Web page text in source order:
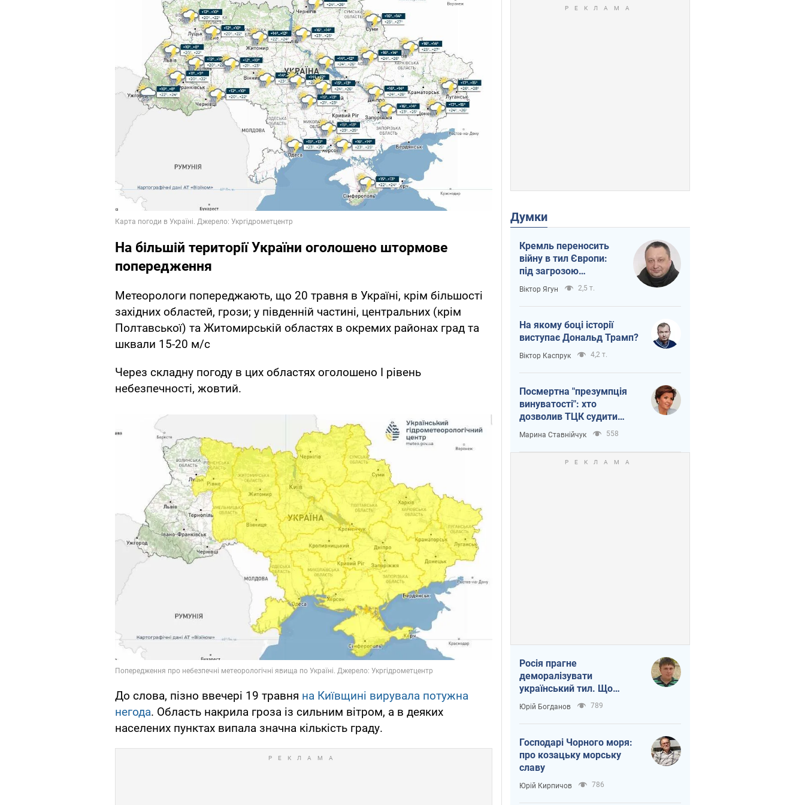
На більшій території України оголошено штормове
попередження
Метеорологи попереджають, що 20 травня в Україні, крім більшості
західних областей, грози; у південній частині, центральних (крім
Полтавської) та Житомирській областях в окремих районах град та
шквали 15-20 м/с
Через складну погоду в цих областях оголошено I рівень
небезпечності, жовтий.
До слова, пізно ввечері 19 травня на Київщині вирувала потужна
негода. Область накрила гроза із сильним вітром, а в деяких
населених пунктах випала значна кількість граду.
Думки
Кремль переносить
війну в тил Європи:
під загрозою
критична логістика
Віктор Ягун 2,5 т.
На якому боці історії
виступає Дональд Трамп?
Віктор Каспрук 4,2 т.
Посмертна "презумпція
винуватості": хто
дозволив ТЦК судити
загиблих захисників
Марина Ставнійчук 558
Росія прагне
деморалізувати
український тил. Що
варто собі нагадати
Юрій Богданов 789
Господарі Чорного моря:
про козацьку морську
славу
Юрій Кирпичов 786